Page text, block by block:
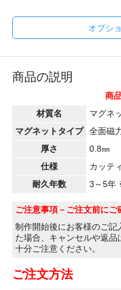
オプシ
商品の説明
商
材質名
マグネ
マグネットタイプ
全面磁
厚さ
0.8㎜
仕様
カッテ
耐久年数
3～5年
ご注意事項 －ご注文前にご
制作開始後にお客様のご記
た場合、キャンセルや返
十分ご注意ください。
ご注文方法